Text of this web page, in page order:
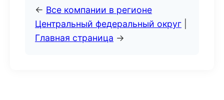
← Все компании в регионе
Центральный федеральный округ
Главная страница →